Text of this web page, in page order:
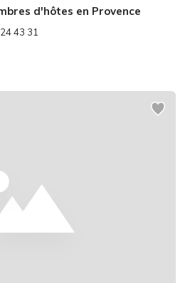
d'hôtes en Provence
43 31